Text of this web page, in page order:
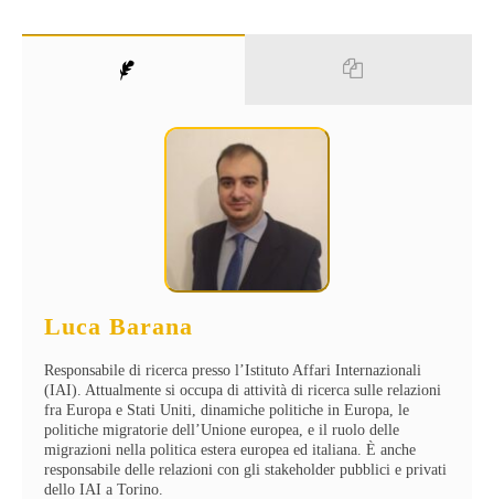
Luca Barana
Responsabile di ricerca presso l’Istituto Affari Internazionali
(IAI). Attualmente si occupa di attività di ricerca sulle relazioni
fra Europa e Stati Uniti, dinamiche politiche in Europa, le
politiche migratorie dell’Unione europea, e il ruolo delle
migrazioni nella politica estera europea ed italiana. È anche
responsabile delle relazioni con gli stakeholder pubblici e privati
dello IAI a Torino.